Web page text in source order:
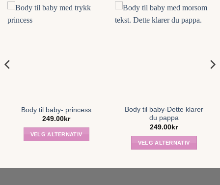
Body til baby- princess
249.00 kr
VELG ALTERNATIV
har
Body til baby-Dette klarer
du pappa
249.00 kr
VELG ALTERNATIV